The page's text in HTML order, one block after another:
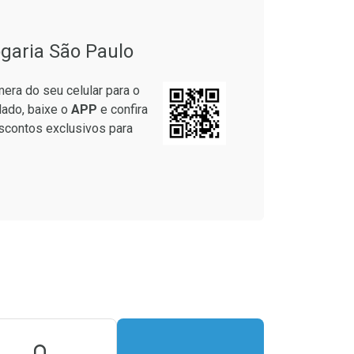
São Paulo
do seu celular para o
baixe o APP e confira
exclusivos para